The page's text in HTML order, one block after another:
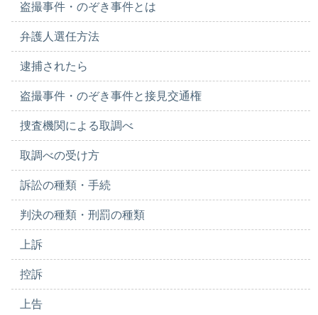
盗撮事件・のぞき事件とは
弁護人選任方法
逮捕されたら
盗撮事件・のぞき事件と接見交通権
捜査機関による取調べ
取調べの受け方
訴訟の種類・手続
判決の種類・刑罰の種類
上訴
控訴
上告